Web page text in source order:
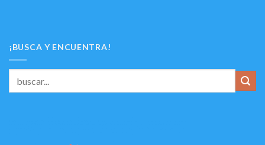
¡BUSCA Y ENCUENTRA!